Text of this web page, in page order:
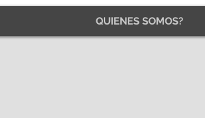
QUIENES SOMOS?